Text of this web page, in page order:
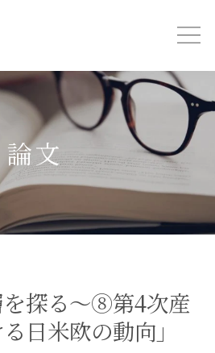
論文
を探る～⑧第4次産
日米欧の動向」